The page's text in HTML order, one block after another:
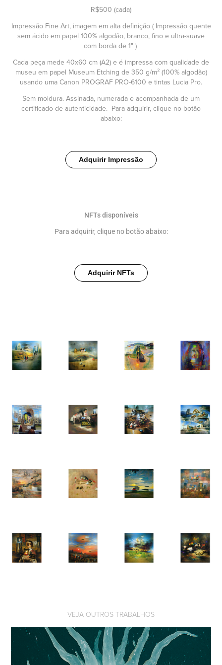
R$500 (cada)
Impressão Fine Art, imagem em alta definição ( Impressão quente
sem ácido em papel 100% algodão, branco, fino e ultra-suave
com borda de 1" )
Cada peça mede 40x60 cm (A2) e é impressa com qualidade de
museu em papel Museum Etching de 350 g/m² (100% algodão)
usando uma Canon PROGRAF PRO-6100 e tintas Lucia Pro.
Sem moldura. Assinada, numerada e acompanhada de um
certificado de autenticidade. Para adquirir, clique no botão
abaixo:
Adquirir Impressão
NFTs disponíveis
Para adquirir, clique no botão abaixo:
Adquirir NFTs
VEJA OUTROS TRABALHOS